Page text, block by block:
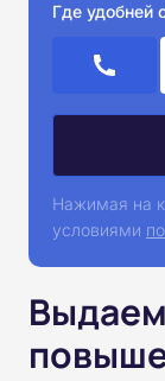
Где удобней
Нажимая на
условиями